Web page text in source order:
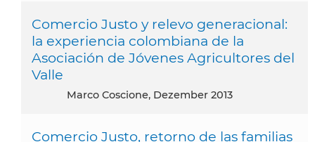
Comercio Justo y relevo generacional:
la experiencia colombiana de la
Asociación de Jóvenes Agricultores del
Valle
Marco Coscione, Dezember 2013
Comercio Justo, retorno de las familias